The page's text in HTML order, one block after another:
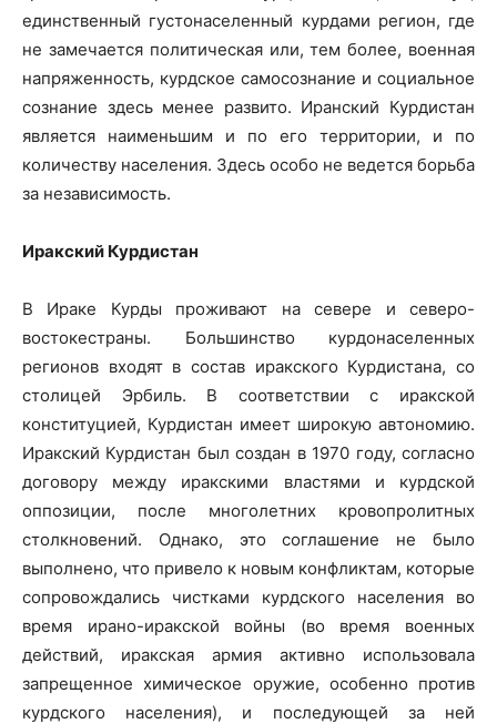
единственный густонаселенный курдами регион, где
не замечается политическая или, тем более, военная
напряженность, курдское самосознание и социальное
сознание здесь менее развито. Иранский Курдистан
является наименьшим и по его территории, и по
количеству населения. Здесь особо не ведется борьба
за независимость.
Иракский Курдистан
В Ираке Курды проживают на севере и северо-
востокестраны. Большинство курдонаселенных
регионов входят в состав иракского Курдистана, со
столицей Эрбиль. В соответствии с иракской
конституцией, Курдистан имеет широкую автономию.
Иракский Курдистан был создан в 1970 году, согласно
договору между иракскими властями и курдской
оппозиции, после многолетних кровопролитных
столкновений. Однако, это соглашение не было
выполнено, что привело к новым конфликтам, которые
сопровождались чистками курдского населения во
время ирано-иракской войны (во время военных
действий, иракская армия активно использовала
запрещенное химическое оружие, особенно против
курдского населения), и последующей за ней